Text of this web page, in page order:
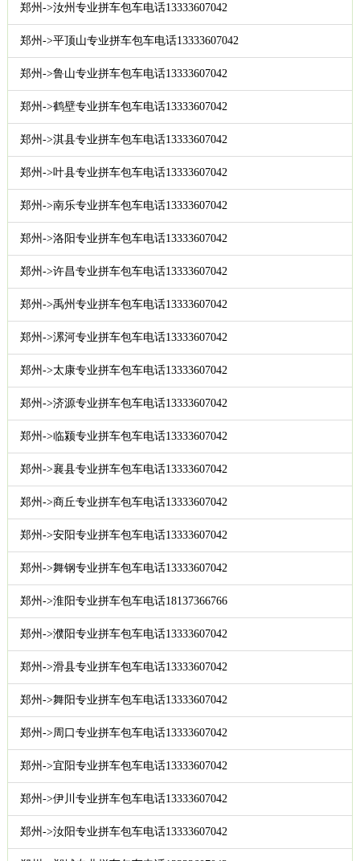
郑州->汝州专业拼车包车电话13333607042
郑州->平顶山专业拼车包车电话13333607042
郑州->鲁山专业拼车包车电话13333607042
郑州->鹤壁专业拼车包车电话13333607042
郑州->淇县专业拼车包车电话13333607042
郑州->叶县专业拼车包车电话13333607042
郑州->南乐专业拼车包车电话13333607042
郑州->洛阳专业拼车包车电话13333607042
郑州->许昌专业拼车包车电话13333607042
郑州->禹州专业拼车包车电话13333607042
郑州->漯河专业拼车包车电话13333607042
郑州->太康专业拼车包车电话13333607042
郑州->济源专业拼车包车电话13333607042
郑州->临颍专业拼车包车电话13333607042
郑州->襄县专业拼车包车电话13333607042
郑州->商丘专业拼车包车电话13333607042
郑州->安阳专业拼车包车电话13333607042
郑州->舞钢专业拼车包车电话13333607042
郑州->淮阳专业拼车包车电话18137366766
郑州->濮阳专业拼车包车电话13333607042
郑州->滑县专业拼车包车电话13333607042
郑州->舞阳专业拼车包车电话13333607042
郑州->周口专业拼车包车电话13333607042
郑州->宜阳专业拼车包车电话13333607042
郑州->伊川专业拼车包车电话13333607042
郑州->汝阳专业拼车包车电话13333607042